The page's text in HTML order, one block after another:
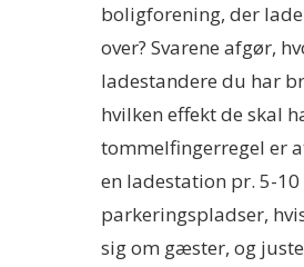
boligforening, der
over? Svarene afgør,
ladestandere du har
hvilken effekt de skal
tommelfingerregel er
en ladestation pr. 5-10
parkeringspladser,
sig om gæster, og